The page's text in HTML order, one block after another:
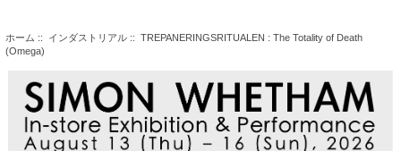
ホーム :: インダストリアル:: TREPANERINGSRITUALEN : The Totality of Death
(Omega)